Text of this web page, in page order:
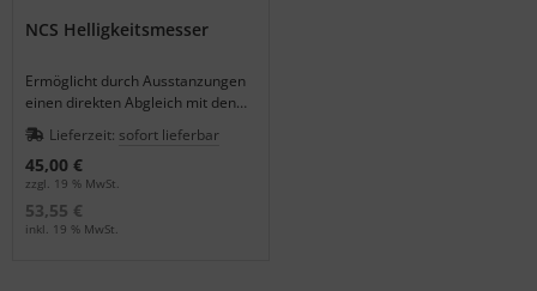
NCS Helligkeitsmesser
Ermöglicht durch Ausstanzungen
einen direkten Abgleich mit den
eingearbeiteten Graufeldern.
Lieferzeit: sofort lieferbar
45,00 €
zzgl. 19 % MwSt.
53,55 €
inkl. 19 % MwSt.